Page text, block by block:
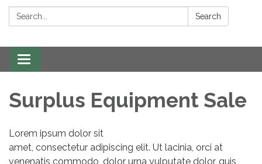
Search: Search
Toggle navigation
Surplus Equipment Sale
Lorem ipsum dolor sit
amet, consectetur adipiscing elit. Ut lacinia, orci at
venenatis commodo, dolor urna vulputate dolor, quis